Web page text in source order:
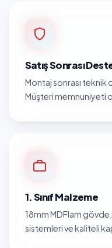
Satış Sonrası
Montaj sonrası teknik
Müşteri memnuniyeti
1. Sınıf Malzeme
18mm MDFlam
sistemleri ve kaliteli